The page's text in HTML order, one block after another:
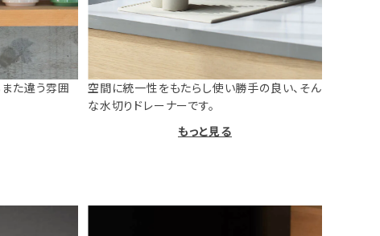
た違う雰囲
空間に統一性をもたらし使い勝手の良い、そん
な水切りドレーナーです。
もっと見る